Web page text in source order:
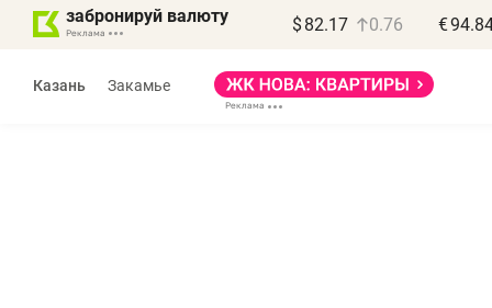
забронируй валюту $ 82.17 0.76 €
Казань Закамье